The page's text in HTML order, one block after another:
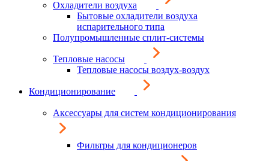
Охладители воздуха
Бытовые охладители воздуха
испарительного типа
Полупромышленные сплит-системы
Тепловые насосы
Тепловые насосы воздух-воздух
Кондиционирование
Аксессуары для систем кондиционирования
Фильтры для кондиционеров